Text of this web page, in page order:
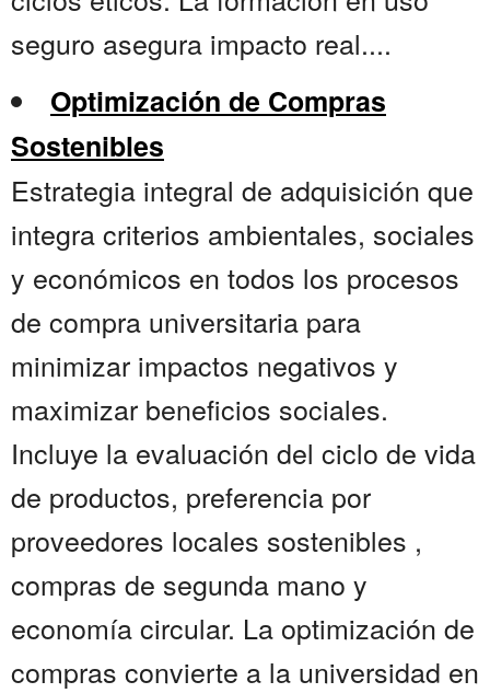
seguro asegura impacto real....
Optimización de Compras
Sostenibles
Estrategia integral de adquisición que
integra criterios ambientales, sociales
y económicos en todos los procesos
de compra universitaria para
minimizar impactos negativos y
maximizar beneficios sociales.
Incluye la evaluación del ciclo de vida
de productos, preferencia por
proveedores locales sostenibles ,
compras de segunda mano y
economía circular. La optimización de
compras convierte a la universidad en